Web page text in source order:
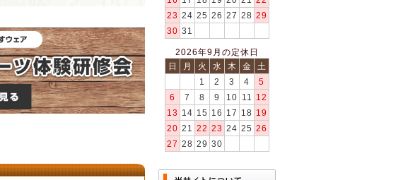
23 24 25 26 27 28 29
30 31
2026年9月の定休日
日
月 火 水 木 金
土
1
2 3 4
5
6
7 8 9 10 11
12
13
14 15 16 17 18 19
20 21 22 23 24 25 26
27 28 29 30